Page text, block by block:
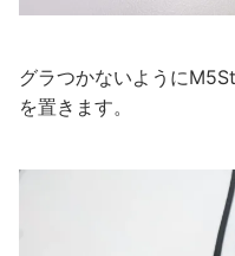
グラつかないように
を置きます。